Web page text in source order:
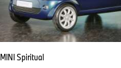
MINI Spiritual